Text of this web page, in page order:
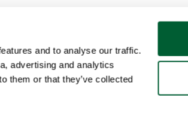
and to analyse our traffic.
advertising and analytics
them or that they’ve collected